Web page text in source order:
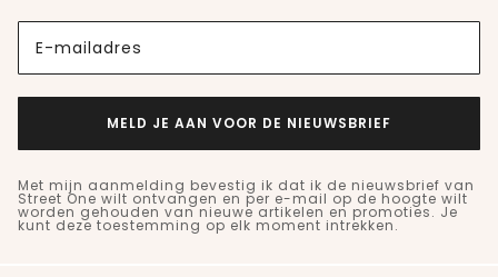
E-mailadres
MELD JE AAN VOOR DE NIEUWSBRIEF
Met mijn aanmelding bevestig ik dat ik de nieuwsbrief van
Street One wilt ontvangen en per e-mail op de hoogte wilt
worden gehouden van nieuwe artikelen en promoties. Je
kunt deze toestemming op elk moment intrekken.